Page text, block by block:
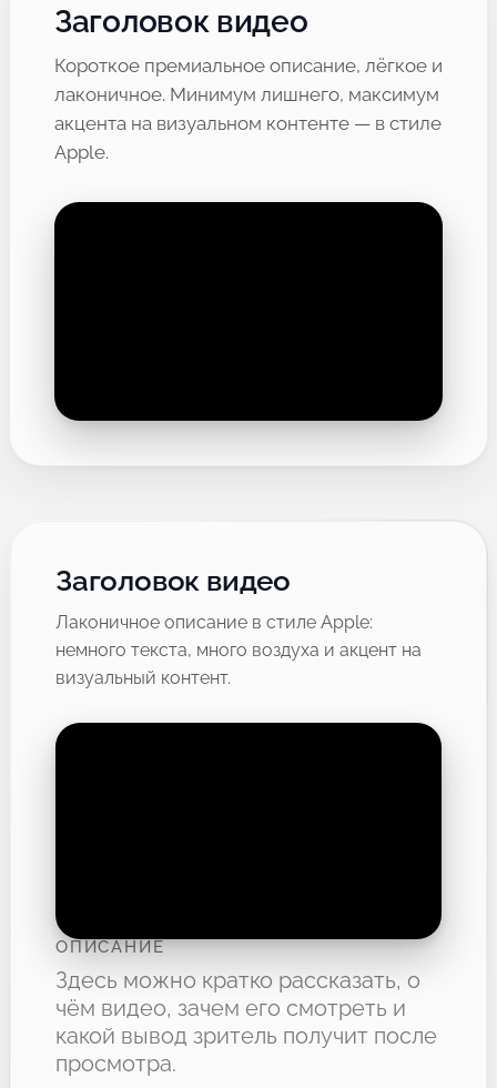
Заголовок видео
Короткое премиальное описание, лёгкое и
лаконичное. Минимум лишнего, максимум
акцента на визуальном контенте — в стиле
Apple.
Заголовок видео
Лаконичное описание в стиле Apple:
немного текста, много воздуха и акцент на
визуальный контент.
ОПИСАНИЕ
Здесь можно кратко рассказать, о
чём видео, зачем его смотреть и
какой вывод зритель получит после
просмотра.